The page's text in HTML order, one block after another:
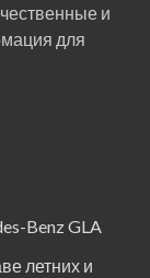
и
для
Benz GLA
летних и